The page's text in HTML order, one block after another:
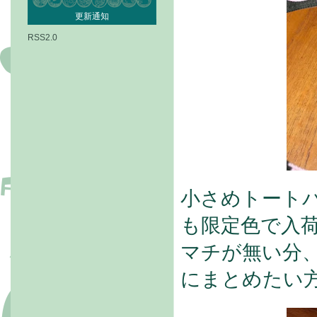
小さめトート
も限定色で入
マチが無い分
にまとめたい
更新通知
RSS2.0